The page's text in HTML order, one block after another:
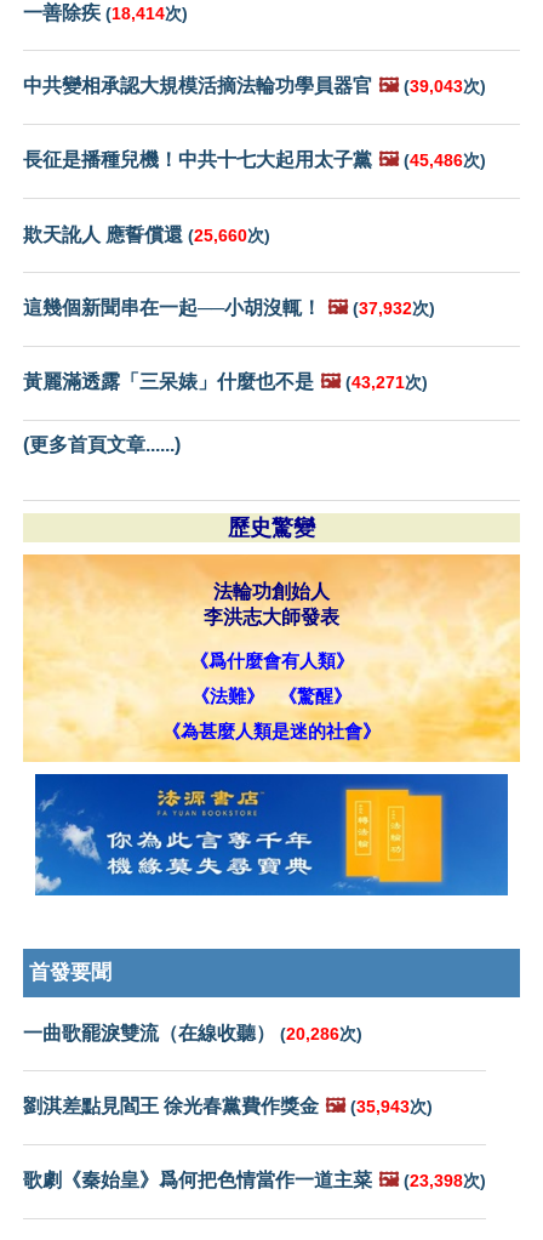
一善除疾 (18,414次)
中共變相承認大規模活摘法輪功學員器官 🖼️ (39,043次)
長征是播種兒機！中共十七大起用太子黨 🖼️ (45,486次)
欺天訛人 應誓償還 (25,660次)
這幾個新聞串在一起──小胡沒輒！ 🖼️ (37,932次)
黃麗滿透露「三呆婊」什麼也不是 🖼️ (43,271次)
(更多首頁文章......)
歷史驚變
法輪功創始人
李洪志大師發表
《爲什麼會有人類》
《法難》
《驚醒》
《為甚麼人類是迷的社會》
首發要聞
一曲歌罷淚雙流（在線收聽） (20,286次)
劉淇差點見閻王 徐光春黨費作獎金 🖼️ (35,943次)
歌劇《秦始皇》爲何把色情當作一道主菜 🖼️ (23,398次)